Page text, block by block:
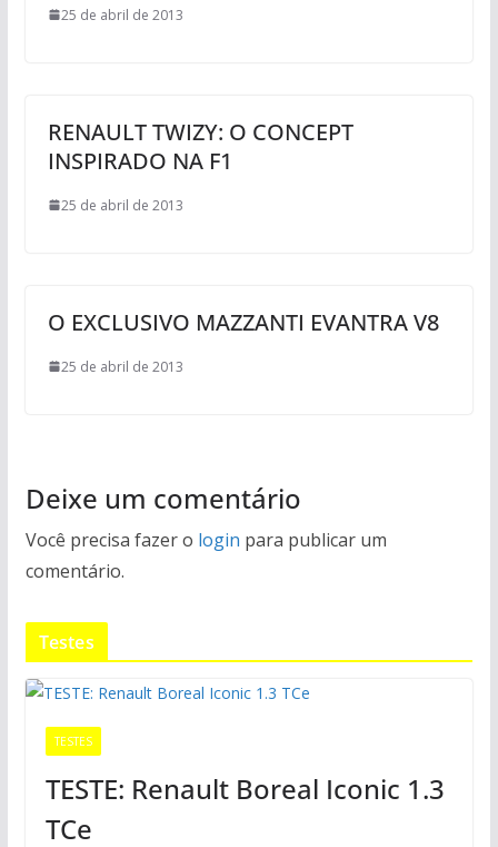
25 de abril de 2013
RENAULT TWIZY: O CONCEPT
INSPIRADO NA F1
25 de abril de 2013
O EXCLUSIVO MAZZANTI EVANTRA V8
25 de abril de 2013
Deixe um comentário
Você precisa fazer o login para publicar um
comentário.
Testes
TESTES
TESTE: Renault Boreal Iconic 1.3
TCe